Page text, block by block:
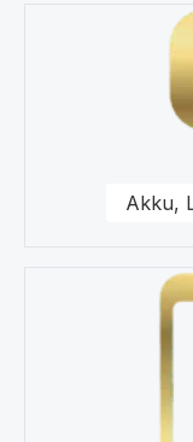
Taschen,
Für uns stehen
Produkte für das
Wir halten eine
und Schutzhüllen
modernen
Kaufen Sie nur
5G Fachhändler.
Gerne steht
Fragen zu
Kategoriegalerie
Akku,